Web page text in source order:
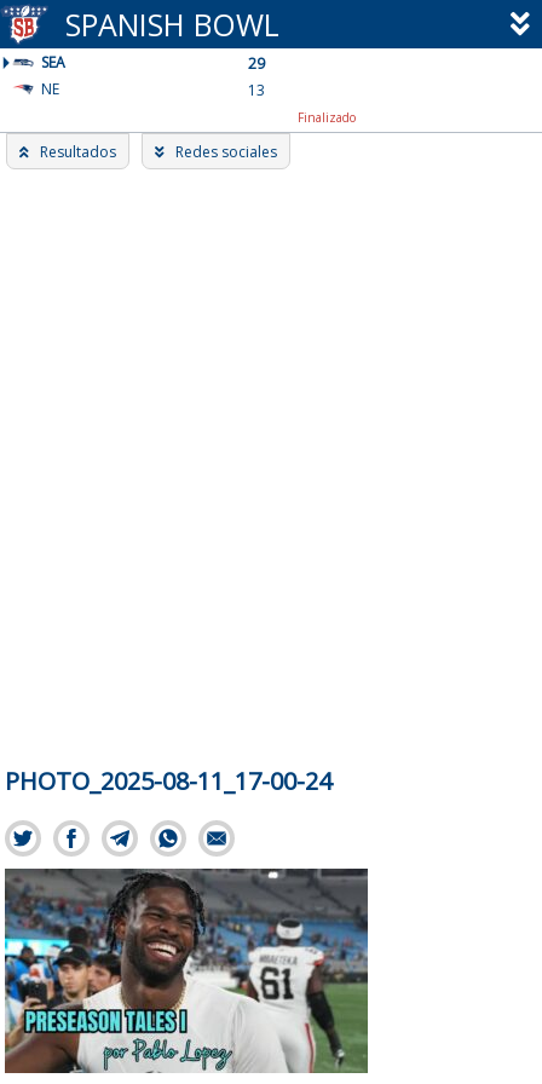
Skip
to
content
SPANISH BOWL
SEA
29
NE
13
Finalizado
Resultados Redes sociales
PHOTO_2025-08-11_17-00-24